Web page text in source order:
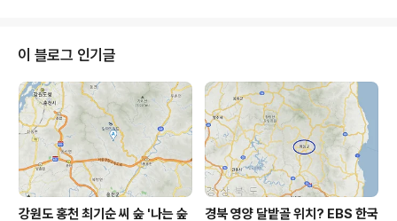
두를 포스트에 담았습니다. 재미있는 것은 기억 속의 녹색
만큼 사진 속의 녹색이 멋지지 않다는 거. ㅋ 모두 4월의 산
책에서 만난 것들입니다. 꽃받침도 있고 개체도 있고 나물
도 있고 잎도 있습니다. 정확히 각각 언제 찍었는지, 앨범을
다시 뒤적이면 확인할 수 있을 텐데 바쁜 시즌의 여파가 귀
차니즘 지수를 높여서. ^..
이 블로그 인기글
강원도 홍천 최기순 씨 숲 '나는 숲
경북 영양 달밭골 위치? EBS 한국